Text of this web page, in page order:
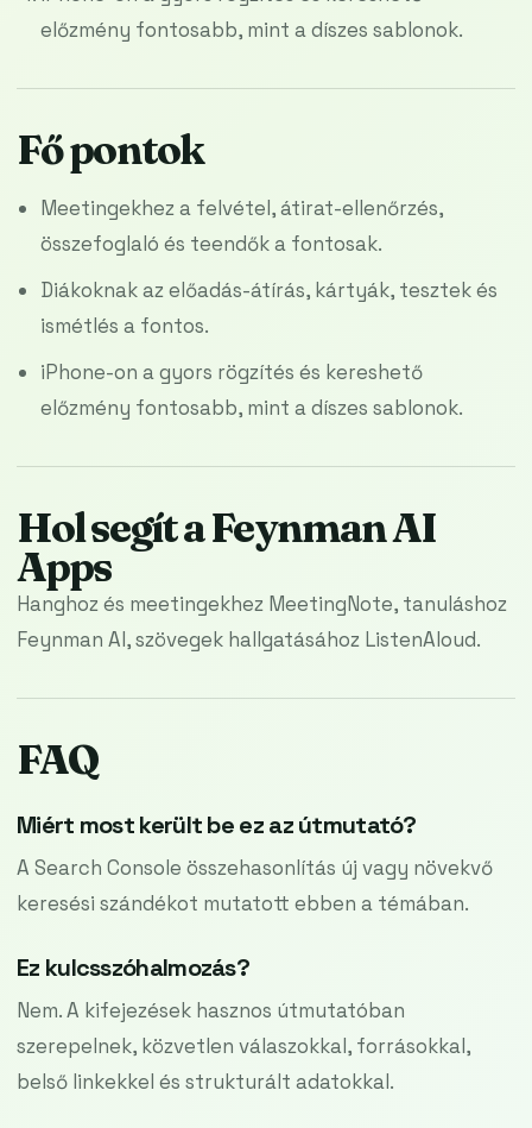
előzmény fontosabb, mint a díszes sablonok.
Fő pontok
Meetingekhez a felvétel, átirat-ellenőrzés,
összefoglaló és teendők a fontosak.
Diákoknak az előadás-átírás, kártyák, tesztek és
ismétlés a fontos.
iPhone-on a gyors rögzítés és kereshető
előzmény fontosabb, mint a díszes sablonok.
Hol segít a Feynman AI
Apps
Hanghoz és meetingekhez MeetingNote, tanuláshoz
Feynman AI, szövegek hallgatásához ListenAloud.
FAQ
Miért most került be ez az útmutató?
A Search Console összehasonlítás új vagy növekvő
keresési szándékot mutatott ebben a témában.
Ez kulcsszóhalmozás?
Nem. A kifejezések hasznos útmutatóban
szerepelnek, közvetlen válaszokkal, forrásokkal,
belső linkekkel és strukturált adatokkal.